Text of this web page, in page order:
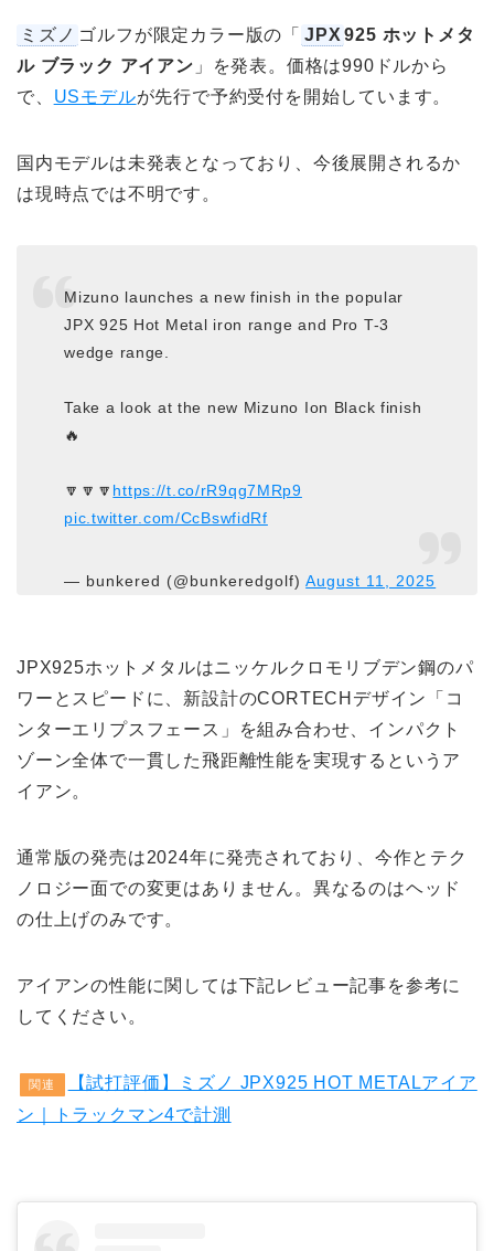
ミズノ ゴルフが限定カラー版の「 JPX 925 ホットメタ
ル ブラック アイアン 」を発表。価格は990ドルから
で、 USモデルが先行で予約受付を開始しています。
国内モデルは未発表となっており、今後展開されるか
は現時点では不明です。
Mizuno launches a new finish in the popular
JPX 925 Hot Metal iron range and Pro T-3
wedge range.
Take a look at the new Mizuno Ion Black finish
🔥
🔽🔽🔽 https://t.co/rR9qg7MRp9
pic.twitter.com/CcBswfidRf
— bunkered (@bunkeredgolf)August 11, 2025
JPX925ホットメタルはニッケルクロモリブデン鋼のパ
ワーとスピードに、新設計のCORTECHデザイン「コ
ンターエリプスフェース」を組み合わせ、インパクト
ゾーン全体で一貫した飛距離性能を実現するというア
イアン。
通常版の発売は2024年に発売されており、今作とテク
ノロジー面での変更はありません。異なるのはヘッド
の仕上げのみです。
アイアンの性能に関しては下記レビュー記事を参考に
してください。
関連
【試打評価】ミズノ JPX925 HOT METALアイア
ン｜トラックマン4で計測